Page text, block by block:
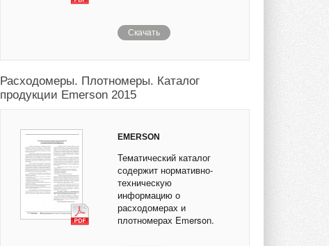
Скачать
Расходомеры. Плотномеры. Каталог
продукции Emerson 2015
EMERSON
Тематический каталог
содержит нормативно-
техническую
информацию о
расходомерах и
плотномерах Emerson.